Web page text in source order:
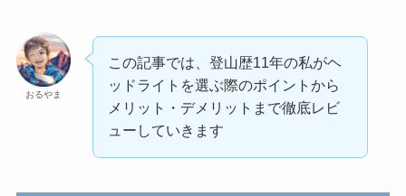
おるやま
この記事では、登山歴11年の私がヘ
ッドライトを選ぶ際のポイントから
メリット・デメリットまで徹底レビ
ューしていきます